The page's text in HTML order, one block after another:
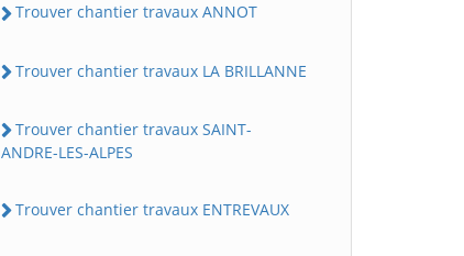
Trouver chantier travaux ANNOT
Trouver chantier travaux LA BRILLANNE
Trouver chantier travaux SAINT-
ANDRE-LES-ALPES
Trouver chantier travaux ENTREVAUX